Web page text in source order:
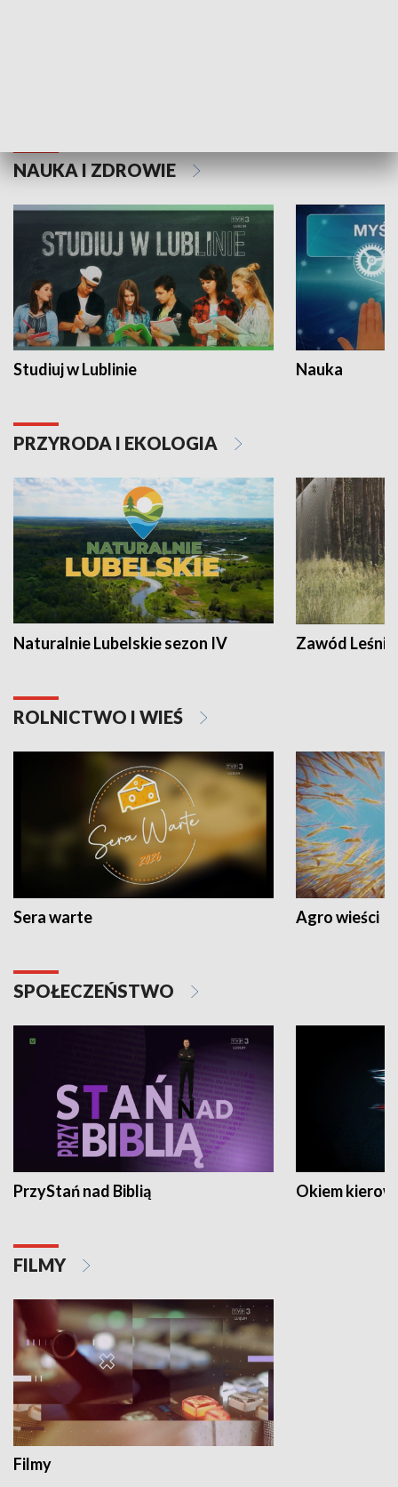
NAUKA I ZDROWIE
Studiuj w Lublinie Nauka
PRZYRODA I EKOLOGIA
Naturalnie Lubelskie sezon IV Zawód Leśnik
ROLNICTWO I WIEŚ
Sera warte Agro wieści
SPOŁECZEŃSTWO
PrzyStań nad Biblią Okiem
FILMY
Filmy